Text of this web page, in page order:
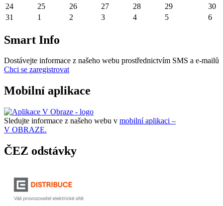
24 25 26 27 28 29
30
31
1 2 3 4 5 6
Smart Info
Dostávejte informace z našeho webu prostřednictvím SMS a e-mailů
Chci se zaregistrovat
Mobilní aplikace
Sledujte informace z našeho webu v mobilní aplikaci –
V OBRAZE.
ČEZ odstávky